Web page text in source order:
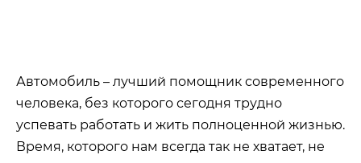
Автомобиль – лучший помощник современного
человека, без которого сегодня трудно
успевать работать и жить полноценной жизнью.
Время, которого нам всегда так не хватает, не